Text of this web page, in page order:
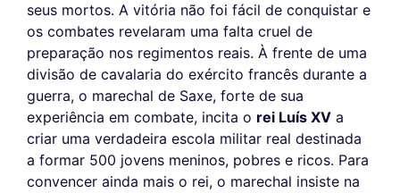
seus mortos. A vitória não foi fácil de conquistar e
os combates revelaram uma falta cruel de
preparação nos regimentos reais. À frente de uma
divisão de cavalaria do exército francês durante a
guerra, o marechal de Saxe, forte de sua
experiência em combate, incita o rei Luís XV a
criar uma verdadeira escola militar real destinada
a formar 500 jovens meninos, pobres e ricos. Para
convencer ainda mais o rei, o marechal insiste na